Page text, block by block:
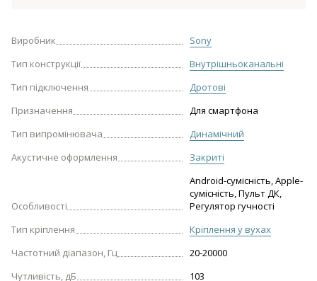
Виробник
Sony
Тип конструкції
Внутрішньоканальні
Тип підключення
Дротові
Призначення
Для смартфона
Тип випромінювача
Динамічний
Акустичне оформлення
Закриті
Особливості
Android-сумісність, Apple-
сумісність, Пульт ДК,
Регулятор гучності
Тип кріплення
Кріплення у вухах
Частотний діапазон, Гц
20-20000
Чутливість, дБ
103